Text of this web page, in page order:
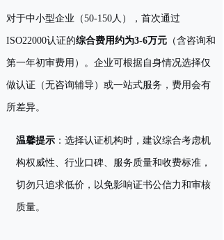
对于中小型企业（50-150人），首次通过
ISO22000认证的综合费用约为3-6万元 （含咨询和
第一年初审费用）。企业可根据自身情况选择仅
做认证（无咨询辅导）或一站式服务，费用会有
所差异。
温馨提示 ：选择认证机构时，建议综合考虑机
构权威性、行业口碑、服务质量和收费标准，
切勿只追求低价，以免影响证书公信力和审核
质量。